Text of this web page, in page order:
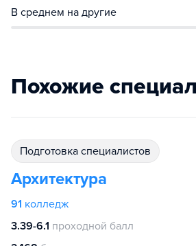
В среднем на другие
Похожие
подготовка специалистов
Архитектура
91 колледж
3.39-6.1 проходной балл